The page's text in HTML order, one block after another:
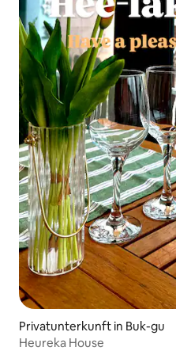
Privatunterkunft in Buk-gu
Heureka House